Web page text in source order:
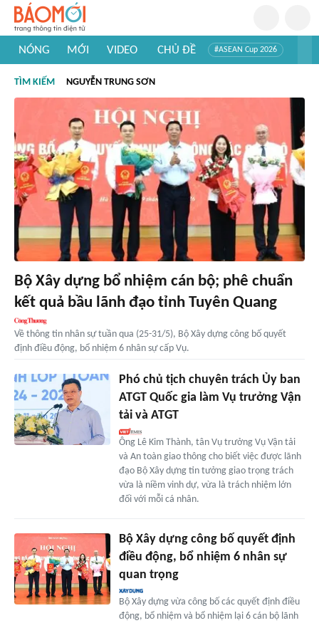
NÓNG MỚI VIDEO CHỦ ĐỀ #ASEAN Cup 2026
#Khám phá thế giới
TÌM KIẾM NGUYỄN TRUNG SƠN
Bộ Xây dựng bổ nhiệm cán bộ; phê chuẩn
kết quả bầu lãnh đạo tỉnh Tuyên Quang
Về thông tin nhân sự tuần qua (25-31/5), Bộ Xây dựng công bố quyết
định điều động, bổ nhiệm 6 nhân sự cấp Vụ.
Phó chủ tịch chuyên trách Ủy ban
ATGT Quốc gia làm Vụ trưởng Vận
tải và ATGT
Ông Lê Kim Thành, tân Vụ trưởng Vụ Vận tải
và An toàn giao thông cho biết việc được lãnh
đạo Bộ Xây dựng tin tưởng giao trọng trách
vừa là niềm vinh dự, vừa là trách nhiệm lớn
đối với mỗi cá nhân.
Bộ Xây dựng công bố quyết định
điều động, bổ nhiệm 6 nhân sự
quan trọng
Bộ Xây dựng vừa công bố các quyết định điều
động, bổ nhiệm và bổ nhiệm lại 6 cán bộ lãnh